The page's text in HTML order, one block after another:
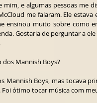
e algumas pessoas me
me falaram. Ele estava
ensinou muito sobre como
Gostaria de perguntar a
Mannish Boys?
Mannish Boys, mas tocava
ótimo tocar música com